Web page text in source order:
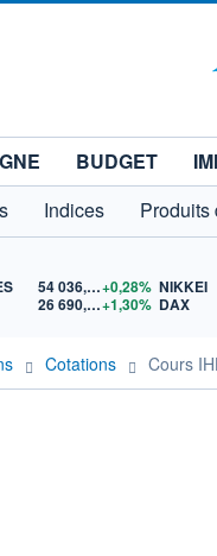
BUDGET
Indices Produits
54 036,93+0,28%
26 690,62+1,30%
NIKKEI
DAX
Cotations Cours